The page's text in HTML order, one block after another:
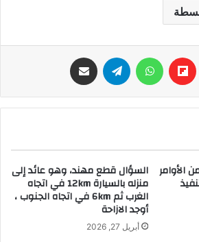
‫Pocket
Flipboard واتساب تيلقرام
السؤال قطع مهند، وهو عائد إلى
منزله بالسيارة 12km في اتجاه
الغرب ثم 6km في اتجاه الجنوب ،
أوجد الازاحة
أبريل 27, 2026